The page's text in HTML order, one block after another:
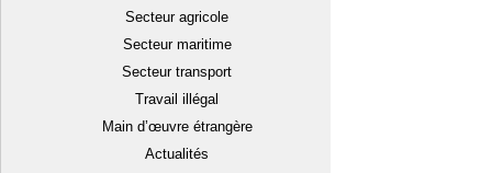
Secteur agricole
Secteur maritime
Secteur transport
Travail illégal
Main d’œuvre étrangère
Actualités